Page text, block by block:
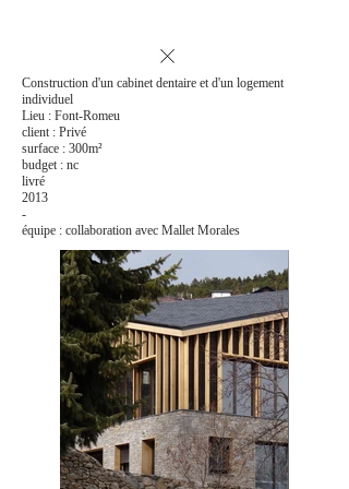
Construction d'un cabinet dentaire et d'un logement
individuel
Lieu : Font-Romeu
client : Privé
surface : 300m²
budget : nc
livré
2013
-
équipe : collaboration avec Mallet Morales